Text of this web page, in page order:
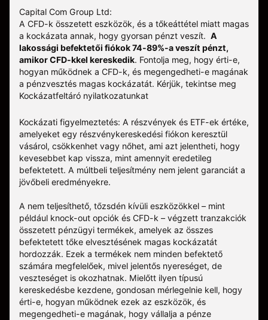
Capital Com Group Ltd:
A CFD-k összetett eszközök, és a tőkeáttétel miatt magas
a kockázata annak, hogy gyorsan pénzt veszít. A
lakossági befektetői fiókok 74-89%-a veszít pénzt,
amikor CFD-kkel kereskedik. Fontolja meg, hogy érti-e,
hogyan működnek a CFD-k, és megengedheti-e magának
a pénzvesztés magas kockázatát. Kérjük, tekintse meg
Kockázatfeltáró nyilatkozatunkat
Kockázati figyelmeztetés: A részvények és ETF-ek értéke,
amelyeket egy részvénykereskedési fiókon keresztül
vásárol, csökkenhet vagy nőhet, ami azt jelentheti, hogy
kevesebbet kap vissza, mint amennyit eredetileg
befektetett. A múltbeli teljesítmény nem jelent garanciát a
jövőbeli eredményekre.
A nem teljesíthető, tőzsdén kívüli eszközökkel – mint
például knock-out opciók és CFD-k – végzett tranzakciók
összetett pénzügyi termékek, amelyek az összes
befektetett tőke elvesztésének magas kockázatát
hordozzák. Ezek a termékek nem minden befektető
számára megfelelőek, mivel jelentős nyereséget, de
veszteséget is okozhatnak. Mielőtt ilyen típusú
kereskedésbe kezdene, gondosan mérlegelnie kell, hogy
érti-e, hogyan működnek ezek az eszközök, és
megengedheti-e magának, hogy vállalja a pénze